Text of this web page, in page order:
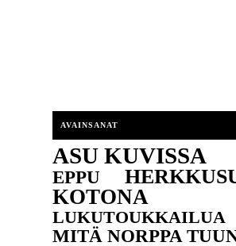
AVAINSANAT
ASU KUVISSA
EPPU
KOTONA
LUKUTOUKKAILUA
MITÄ NORPPA